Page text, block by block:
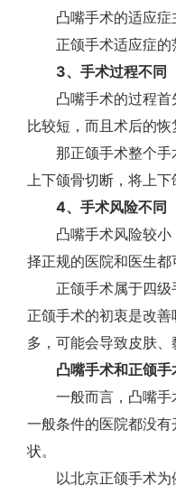
凸嘴手术的适应症
正颌手术适应症的
3、手术过程不同
凸嘴手术的过程首
比较短，而且术后的恢
那正颌手术整个手
上下颌骨切断，将上
4、手术风险不同
凸嘴手术风险较小
择正规的医院和医生
正颌手术属于四级
正颌手术的初衷是改
多，可能会导致皮肤
凸嘴手术和正颌手
一般而言，凸嘴手
一般条件的医院都没
状。
以北京正颌手术为